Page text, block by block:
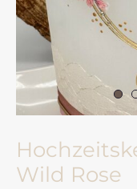
Wild Rose